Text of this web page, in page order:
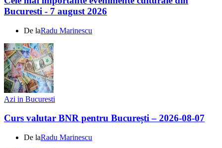
Bucuresti - 7 august 2026
De laRadu Marinescu
Azi in Bucuresti
Curs valutar BNR pentru București – 2026-08-07
De laRadu Marinescu